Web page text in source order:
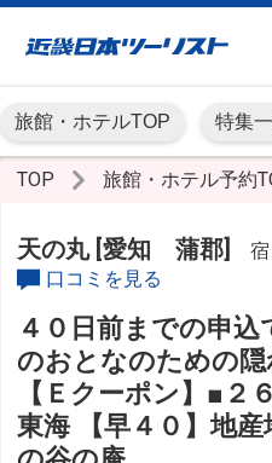
旅館・ホテルTOP 特集
TOP 旅館・ホテル予約
天の丸 [愛知 蒲郡]
宿
口コミを見る
４０日前までの申
のおとなのための隠
【Ｅクーポン】■２
東海 【早４０】地